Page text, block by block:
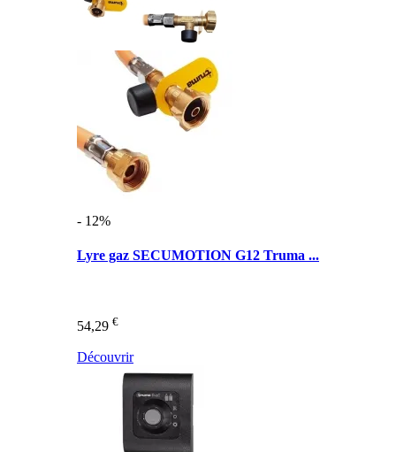
- 12%
Lyre gaz SECUMOTION G12 Truma ...
54,29 €
Découvrir